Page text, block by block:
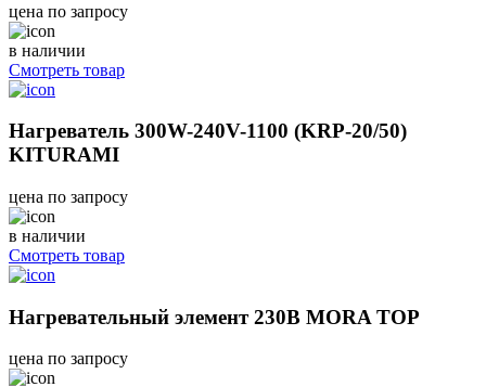
цена по запросу
в наличии
Смотреть товар
Нагреватель 300W-240V-1100 (KRP-20/50)
KITURAMI
цена по запросу
в наличии
Смотреть товар
Нагревательный элемент 230В MORA TOP
цена по запросу